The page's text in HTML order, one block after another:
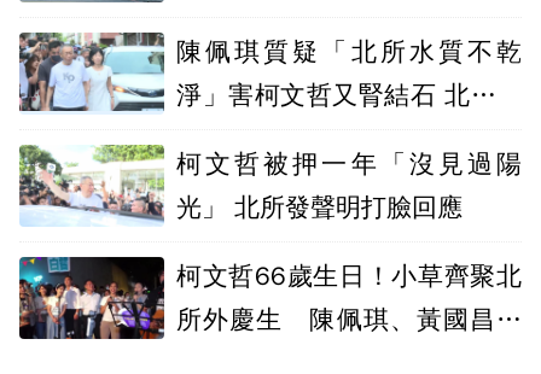
陳佩琪質疑「北所水質不乾
淨」害柯文哲又腎結石 北所回
柯文哲被押一年「沒見過陽
光」 北所發聲明打臉回應
柯文哲66歲生日！小草齊聚北
所外慶生 陳佩琪、黃國昌皆